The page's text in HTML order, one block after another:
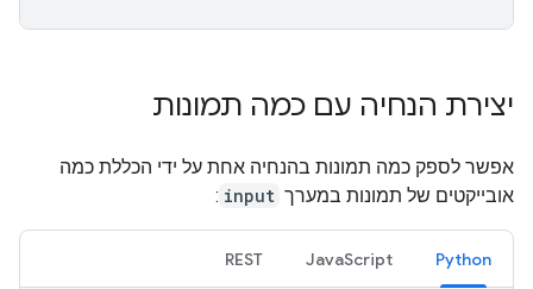
יצירת הנחיה עם כמה תמונות
אפשר לספק כמה תמונות בהנחיה אחת על ידי הכללת כמה
אובייקטים של תמונות במערך input
:
Python
JavaScript
REST